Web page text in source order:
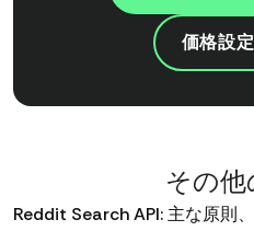
価格設
その他
Reddit Search API: 主な原則